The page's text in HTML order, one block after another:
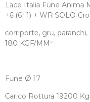
Lace Italia Fune Anima
+6 (6+1) + WR SOLO
corriporte, gru,
180 KGF/MM²
Fune Ø 17
Carico Rottura 19200